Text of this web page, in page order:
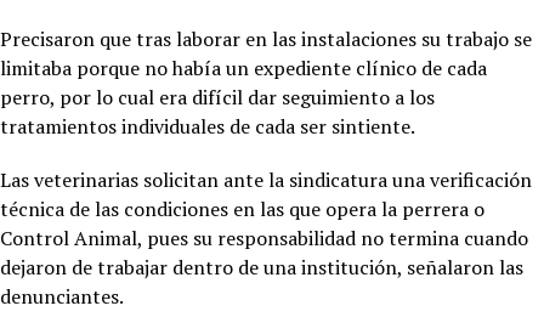
Precisaron que tras laborar en las instalaciones su trabajo se
limitaba porque no había un expediente clínico de cada
perro, por lo cual era difícil dar seguimiento a los
tratamientos individuales de cada ser sintiente.
Las veterinarias solicitan ante la sindicatura una verificación
técnica de las condiciones en las que opera la perrera o
Control Animal, pues su responsabilidad no termina cuando
dejaron de trabajar dentro de una institución, señalaron las
denunciantes.